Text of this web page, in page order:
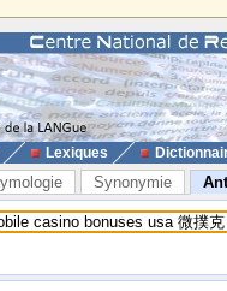
Lexiques
Synonymie